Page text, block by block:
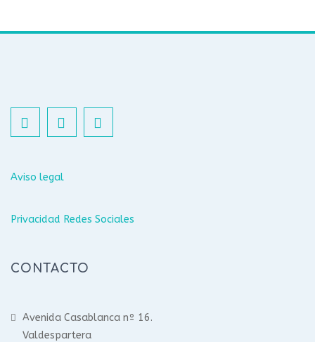
Aviso legal
Privacidad Redes Sociales
CONTACTO
Avenida Casablanca nº 16.
Valdespartera